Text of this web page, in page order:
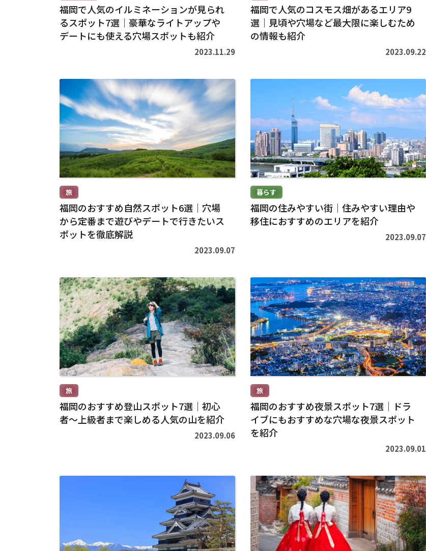
福岡で人気のイルミネーションが見られ
るスポット7選｜豪華なライトアップや
デートにも使える穴場スポットも紹介
2023.11.29
福岡で人気のコスモス畑があるエリア9
選｜見頃や穴場など最大限に楽しむため
の情報も紹介
2023.09.22
き
を
読
む
>
旅
福岡のおすすめ自然スポット6選｜穴場
から定番まで遊びやデートで行きたいス
ポットを徹底解説
2023.09.07
読
む
>
暮らす
福岡の住みやすい街｜住みやすい理由や
移住におすすめのエリアを紹介
2023.09.07
続
き
を
読
む
>
旅
福岡のおすすめ登山スポット7選｜初心
者〜上級者まで楽しめる人気の山を紹介
2023.09.06
続
き
を
読
む
>
旅
福岡のおすすめ夜景スポット7選｜ドラ
イブにもおすすめな穴場な夜景スポット
を紹介
2023.09.01
>
続
き
を
読
む
>